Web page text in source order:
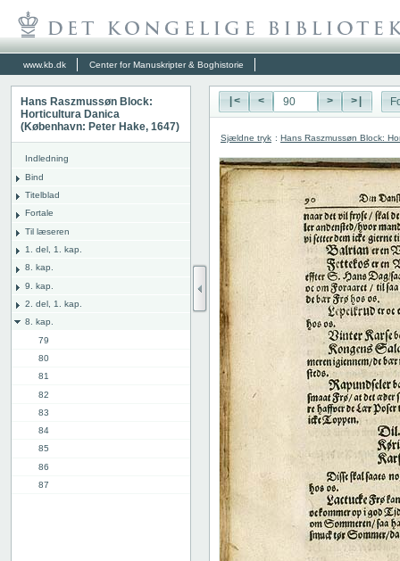
www.kb.dk Center for Manuskripter & Boghistorie
Hans Raszmussøn Block:
Horticultura Danica
(København: Peter Hake, 1647)
Indledning
Bind
Titelblad
Fortale
Til læseren
1. del, 1. kap.
8. kap.
9. kap.
2. del, 1. kap.
8. kap.
79
80
81
82
83
84
85
86
87
|< < > >|
Sjældne tryk : Hans Raszmussøn Block: